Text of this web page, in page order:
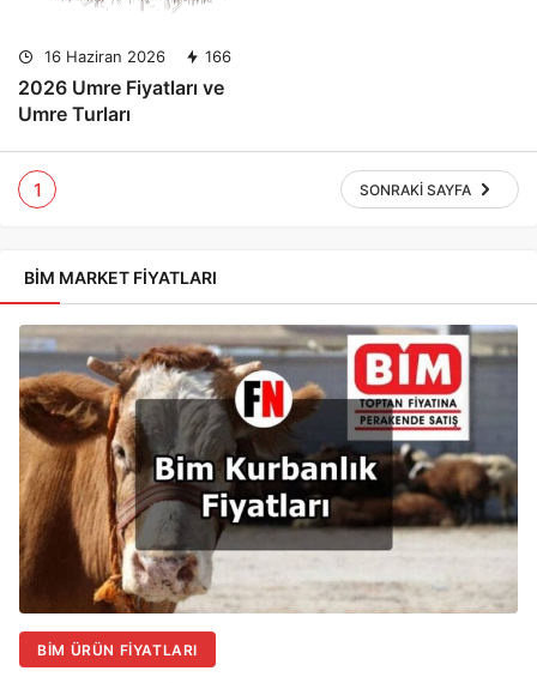
16 Haziran 2026 166
2026 Umre Fiyatları ve
Umre Turları
1 SONRAKI SAYFA
BIM MARKET FIYATLARI
BIM ÜRÜN FIYATLARI